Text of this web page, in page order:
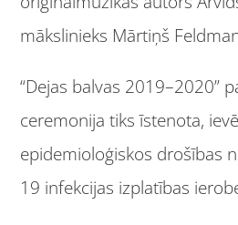
mākslinieks Mārtiņš
“Dejas balvas 2019–2020”
ceremonija tiks īstenota,
epidemioloģiskos drošības
19 infekcijas izplatības